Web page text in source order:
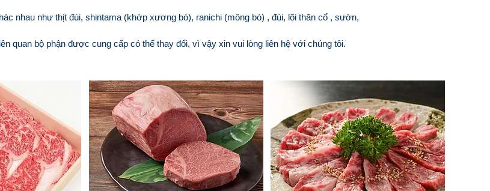
nhau như thịt đùi, shintama (khớp xương bò), ranichi (mông bò) , đùi, lõi thăn cổ , sườn,
quan bộ phận được cung cấp có thể thay đổi, vì vậy xin vui lòng liên hệ với chúng tôi.